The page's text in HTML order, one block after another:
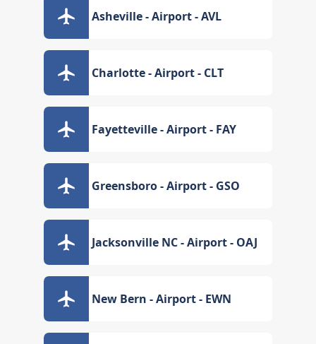
Asheville - Airport - AVL
Charlotte - Airport - CLT
Fayetteville - Airport - FAY
Greensboro - Airport - GSO
Jacksonville NC - Airport - OAJ
New Bern - Airport - EWN